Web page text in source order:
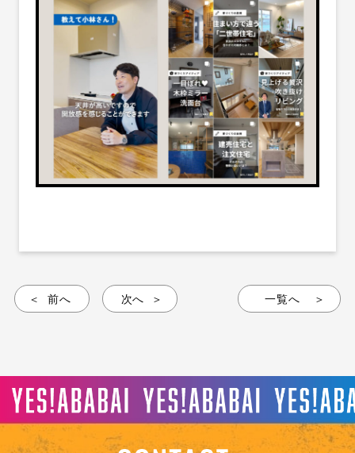
一覧へ
前へ 次へ